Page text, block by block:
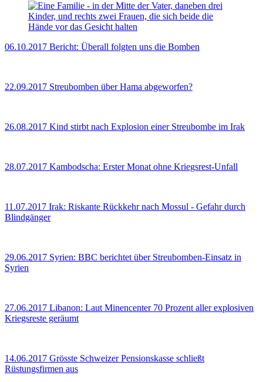
06.10.2017 Bericht: Überall folgten uns die Bomben
22.09.2017 Streubomben über Hama abgeworfen?
26.08.2017 Kind stirbt nach Explosion einer Streubombe im Irak
28.07.2017 Kambodscha: Erster Monat ohne Kriegsrest-Unfall
11.07.2017 Irak: Riskante Rückkehr nach Mossul - Gefahr durch
Blindgänger
29.06.2017 Syrien: BBC berichtet über Streubomben-Einsatz in
Syrien
27.06.2017 Libanon: Laut Minencenter 70 Prozent aller explosiven
Kriegsreste geräumt
14.06.2017 Grösste Schweizer Pensionskasse schließt
Rüstungsfirmen aus